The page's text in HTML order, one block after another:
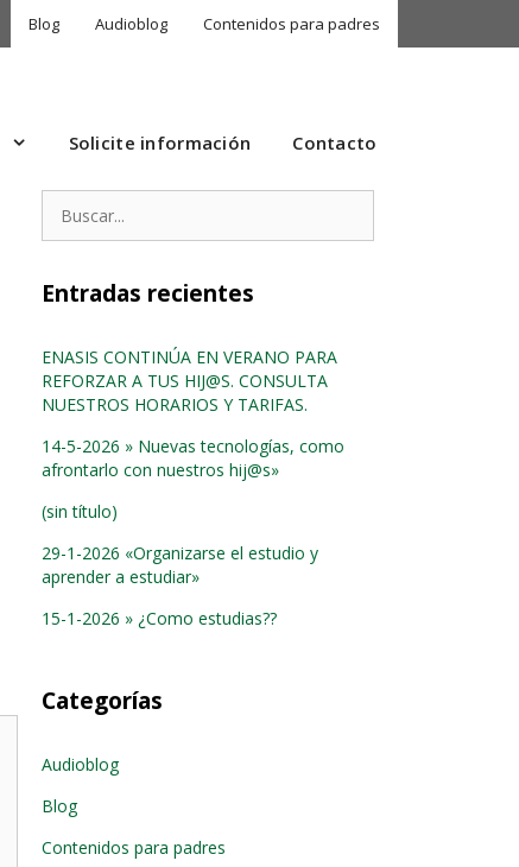
Blog Audioblog Contenidos para padres
Solicite información Contacto
Entradas recientes
ENASIS CONTINÚA EN VERANO PARA
REFORZAR A TUS HIJ@S. CONSULTA
NUESTROS HORARIOS Y TARIFAS.
14-5-2026 » Nuevas tecnologías, como
afrontarlo con nuestros hij@s»
(sin título)
29-1-2026 «Organizarse el estudio y
aprender a estudiar»
15-1-2026 » ¿Como estudias??
Categorías
Audioblog
Blog
Contenidos para padres